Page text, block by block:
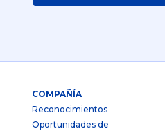
COMPAÑÍA
Reconocimientos
Oportunidades de